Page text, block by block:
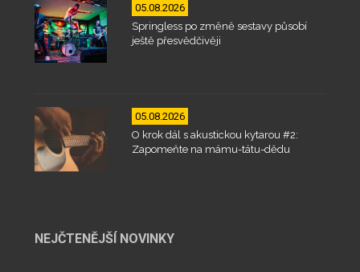
05.08.2026
Springless po změně sestavy působí
ještě přesvědčivěji
05.08.2026
O krok dál s akustickou kytarou #2:
Zapomeňte na mámu-tátu-dědu
NEJČTENĚJŠÍ NOVINKY